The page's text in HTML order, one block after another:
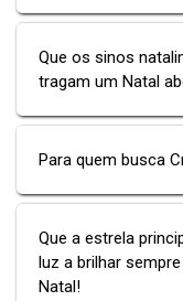
Que os sinos
tragam um Natal
Para quem busca
Que a estrela
luz a brilhar
Natal!